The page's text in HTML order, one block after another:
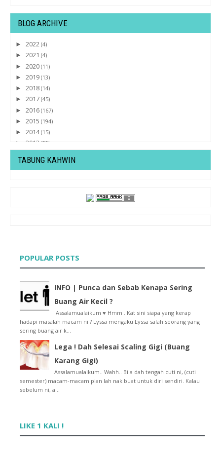
BLOG ARCHIVE
► 2022 (4)
► 2021 (4)
► 2020 (11)
► 2019 (13)
► 2018 (14)
► 2017 (45)
► 2016 (167)
► 2015 (194)
► 2014(15)
► 2013 (32)
►December(20)
Lyssa dan Sate Kajang
Lyssa Perlukan Undian Daripada Anda Sekarang ! :)
Celcom SOX Voting
♥ BEST CHILDHOOD MEMORY
Agak-agak , Bini Fernando Torres Nak Tak Bermadu D...
Jom Beli : Al-Quran Wanita ! Memang berbaloi :)
Go ! Go ! SPAIN ! Kemain Semangat Kau , Lyssa !?
Antara Blogger Yang TERGEMUK !!
8 Perkara Mendatangkan Pahala Tanpa Beribadat ♥
10 000 Subscribers In My Facebook !!
♥ Pesanan Daripada Qhaliff , Anak Ben Ashaari
Login Says.com Cara Baru !!
Tak Bangun , Mak Simbah Air Panas !!
TABUNG KAHWIN
POPULAR POSTS
INFO | Punca dan Sebab Kenapa Sering
Buang Air Kecil ?
.Assalamualaikum ♥ Hmm . Kat sini siapa yang kerap
hadapi masalah macam ni ? Lyssa mengaku Lyssa salah seorang yang
sering buang air k...
Lega ! Dah Selesai Scaling Gigi (Buang
Karang Gigi)
Assalamualaikum.. Wahh.. Bila dah tengah cuti ni, (cuti
semester) macam-macam plan lah nak buat untuk diri sendiri. Kalau
sebelum ni, a...
LIKE 1 KALI !